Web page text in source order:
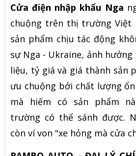
Cửa điện nhập khẩu Nga
chuộng trên thị trường Việt
sản phẩm chịu tác động
sự Nga - Ukraine, ảnh
liệu, tỷ giá và giá thành sản
ưu chuộng bởi chất lượng
mà hiếm có sản phẩm
trường có thể sánh được.
còn ví von "xe hỏng mà cửa